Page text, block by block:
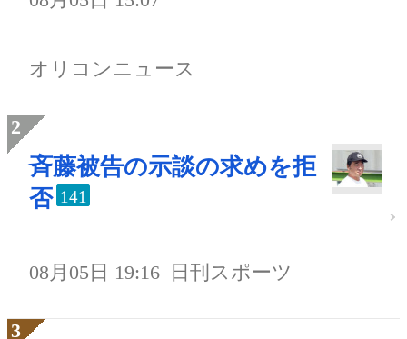
オリコンニュース
斉藤被告の示談の求めを拒
否 141
08月05日 19:16 日刊スポーツ